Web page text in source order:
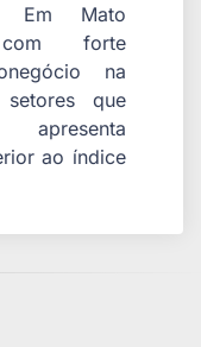
Em Mato
forte
na
que
ao índice